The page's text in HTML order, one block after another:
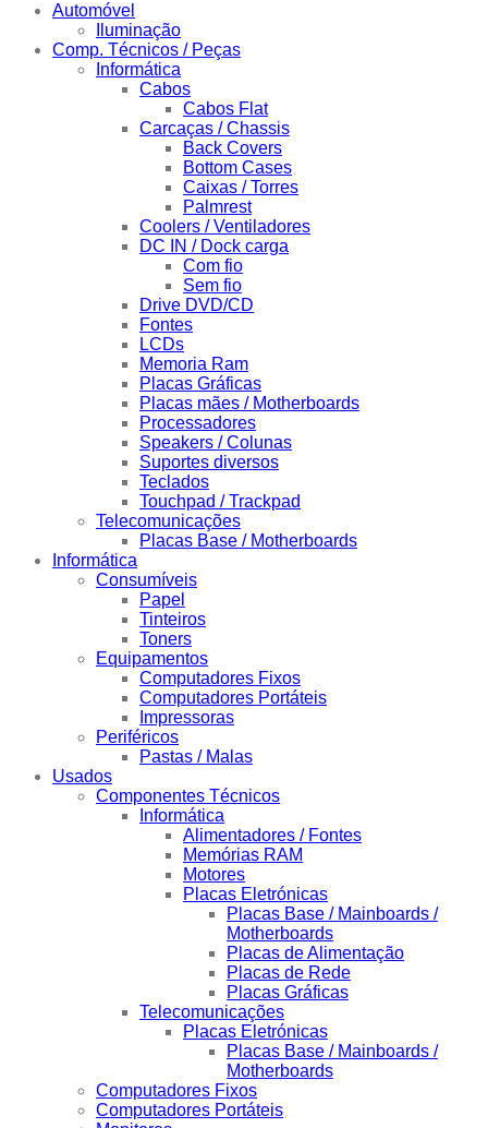
Automóvel
Iluminação
Comp. Técnicos / Peças
Informática
Cabos
Cabos Flat
Carcaças / Chassis
Back Covers
Bottom Cases
Caixas / Torres
Palmrest
Coolers / Ventiladores
DC IN / Dock carga
Com fio
Sem fio
Drive DVD/CD
Fontes
LCDs
Memoria Ram
Placas Gráficas
Placas mães / Motherboards
Processadores
Speakers / Colunas
Suportes diversos
Teclados
Touchpad / Trackpad
Telecomunicações
Placas Base / Motherboards
Informática
Consumíveis
Papel
Tinteiros
Toners
Equipamentos
Computadores Fixos
Computadores Portáteis
Impressoras
Periféricos
Pastas / Malas
Usados
Componentes Técnicos
Informática
Alimentadores / Fontes
Memórias RAM
Motores
Placas Eletrónicas
Placas Base / Mainboards /
Motherboards
Placas de Alimentação
Placas de Rede
Placas Gráficas
Telecomunicações
Placas Eletrónicas
Placas Base / Mainboards /
Motherboards
Computadores Fixos
Computadores Portáteis